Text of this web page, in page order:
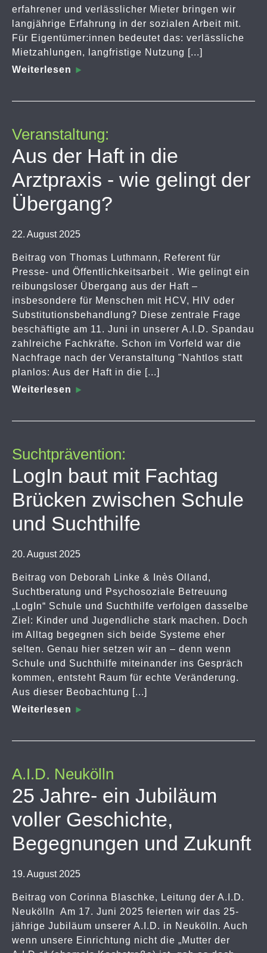
erfahrener und verlässlicher Mieter bringen wir
langjährige Erfahrung in der sozialen Arbeit mit.
Für Eigentümer:innen bedeutet das: verlässliche
Mietzahlungen, langfristige Nutzung [...]
Weiterlesen
Veranstaltung:
Aus der Haft in die
Arztpraxis - wie gelingt der
Übergang?
22. August 2025
Beitrag von Thomas Luthmann, Referent für
Presse- und Öffentlichkeitsarbeit . Wie gelingt ein
reibungsloser Übergang aus der Haft –
insbesondere für Menschen mit HCV, HIV oder
Substitutionsbehandlung? Diese zentrale Frage
beschäftigte am 11. Juni in unserer A.I.D. Spandau
zahlreiche Fachkräfte. Schon im Vorfeld war die
Nachfrage nach der Veranstaltung "Nahtlos statt
planlos: Aus der Haft in die [...]
Weiterlesen
Suchtprävention:
LogIn baut mit Fachtag
Brücken zwischen Schule
und Suchthilfe
20. August 2025
Beitrag von Deborah Linke & Inès Olland,
Suchtberatung und Psychosoziale Betreuung
„LogIn“ Schule und Suchthilfe verfolgen dasselbe
Ziel: Kinder und Jugendliche stark machen. Doch
im Alltag begegnen sich beide Systeme eher
selten. Genau hier setzen wir an – denn wenn
Schule und Suchthilfe miteinander ins Gespräch
kommen, entsteht Raum für echte Veränderung.
Aus dieser Beobachtung [...]
Weiterlesen
A.I.D. Neukölln
25 Jahre- ein Jubiläum
voller Geschichte,
Begegnungen und Zukunft
19. August 2025
Beitrag von Corinna Blaschke, Leitung der A.I.D.
Neukölln Am 17. Juni 2025 feierten wir das 25-
jährige Jubiläum unserer A.I.D. in Neukölln. Auch
wenn unsere Einrichtung nicht die „Mutter der